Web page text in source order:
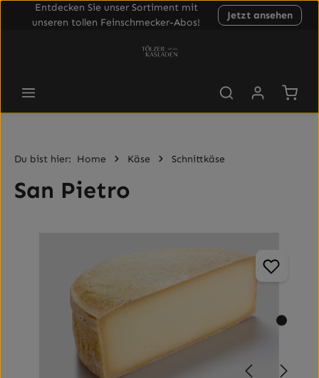
Entdecken Sie unser Sortiment mit
unseren tollen Feinschmecker-Abos!
Jetzt ansehen
Du bist hier: Home Käse Schnittkäse
San Pietro